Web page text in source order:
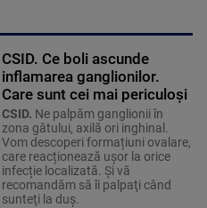
CSID. Ce boli ascunde
inflamarea ganglionilor.
Care sunt cei mai periculoși
CSID. Ne palpăm ganglionii în
zona gâtului, axilă ori inghinal.
Vom descoperi formațiuni ovalare,
care reacționează ușor la orice
infecție localizată. Şi vă
recomandăm să îi palpaţi când
sunteţi la duş.